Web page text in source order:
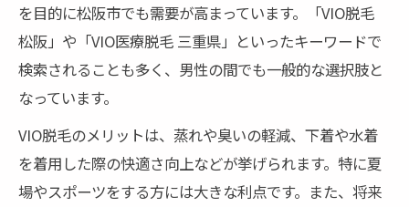
を目的に松阪市でも需要が高まっています。「VIO脱毛
松阪」や「VIO医療脱毛 三重県」といったキーワードで
検索されることも多く、男性の間でも一般的な選択肢と
なっています。
VIO脱毛のメリットは、蒸れや臭いの軽減、下着や水着
を着用した際の快適さ向上などが挙げられます。特に夏
場やスポーツをする方には大きな利点です。また、将来